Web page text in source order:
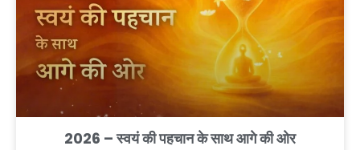
2026 – स्वयं की पहचान के साथ आगे की ओर